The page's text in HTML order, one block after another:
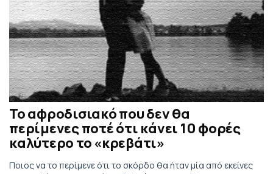
Το αφροδισιακό που δεν θα
περίμενες ποτέ ότι κάνει 10 φορές
καλύτερο το «κρεβάτι»
Ποιος να το περίμενε ότι το σκόρδο θα ήταν μία από εκείνες